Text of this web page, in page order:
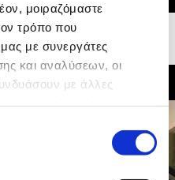
μοιραζόμαστε
τρόπο που
μας με συνεργάτες
και αναλύσεων, οι
με άλλες
και
επιβατών...